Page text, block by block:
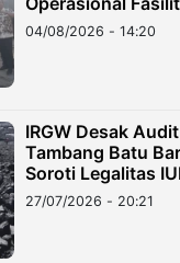
04/08/2026 - 14:20
IRGW Desak
Tambang Batu
Soroti Legalitas
Stockpile
27/07/2026 - 20:21